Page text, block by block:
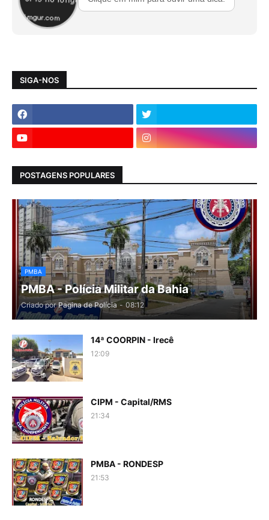
SIGA-NOS
POSTAGENS POPULARES
PMBA
PMBA - Polícia Militar da Bahia
Criado por Pagina de Polícia - 08:12
14ª COORPIN - Irecê
12:09
CIPM - Capital/RMS
21:34
PMBA - RONDESP
21:53